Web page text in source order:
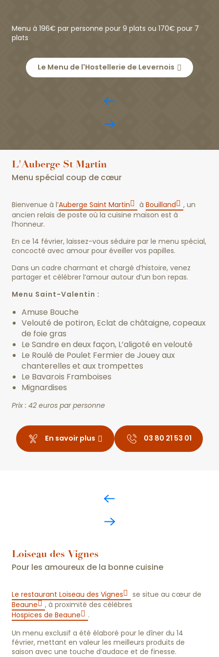
Menu à 196€ par personne pour 9 plats ou 170€ pour 7
plats
Le Menu de l'Hostellerie de Levernois
L'Auberge St Martin
Menu spécial coup de cœur
Bienvenue à l’Auberge Saint Martin à Bouilland
, un
ancien relais de poste où la cuisine maison est à
l’honneur.
En ce 14 février, laissez-vous séduire par le menu spécial,
concocté avec amour pour éveiller vos papilles.
Dans un cadre charmant et chargé d’histoire, venez
partager et célébrer l’amour autour d’un bon repas.
Menu Saint-Valentin :
Amuse Bouche
Velouté de potiron, Eclat de châtaigne, copeaux
de foie gras
Le Sandre en deux façon, L’aligoté en velouté
Le Roulé de Poulet Fermier de Jouey aux
chanterelles et aux trompettes
Le Bavarois Framboises
Mignardises
Prix : 42 euros par personne
En savoir plus 03 80 21 53 01
Loiseau des Vignes
Pour les amoureux de la bonne cuisine
Le restaurant Loiseau des Vignes
se situe au cœur de
Beaune
, à proximité des célèbres
Hospices de Beaune
.
Un menu exclusif a été élaboré pour le dîner du 14
février, mettant en valeur les meilleurs produits de
saison avec une touche d’audace et de finesse.